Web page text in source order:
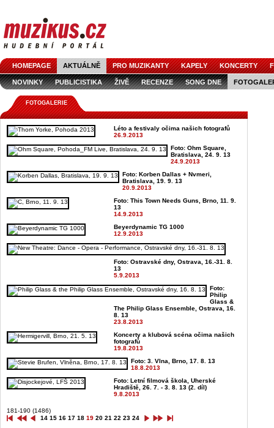
HOMEPAGE AKTUÁLNĚ PRO MUZIKANTY KAPELY KONCERTY
NOVINKY PUBLICISTIKA ŽIVĚ RECENZE SONG DNE
FOTOGALERIE
Léto a festivaly očima našich fotografů
26.9.2013
Foto: Ohm Square,
Bratislava, 24. 9. 13
24.9.2013
Foto: Korben Dallas + Nvmeri,
Bratislava, 19. 9. 13
20.9.2013
Foto: This Town Needs Guns, Brno, 11. 9.
13
14.9.2013
Beyerdynamic TG 1000
12.9.2013
Foto: Ostravské dny, Ostrava, 16.-31. 8.
13
5.9.2013
Foto:
Philip
Glass &
The Philip Glass Ensemble, Ostrava, 16.
8. 13
23.8.2013
Koncerty a klubová scéna očima našich
fotografů
19.8.2013
Foto: 3. Vlna, Brno, 17. 8. 13
18.8.2013
Foto: Letní filmová škola, Uherské
Hradiště, 26. 7. - 3. 8. 13 (2. díl)
9.8.2013
181-190 (1486)
14 15 16 17 18 19 20 21 22 23 24